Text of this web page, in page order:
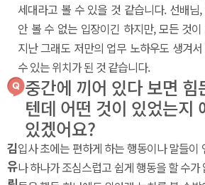
세대라고 볼 수 있을 것 같습니다. 선배님
안 볼 수 없는 입장이긴 하지만, 모든 것
지난 그래도 저만의 업무 노하우도 생겨
수 있는 위치가 된 것 같습니다.
중간에 끼어 있다 보면 힘
텐데 어떤 것이 있었는지
있겠어요?
김
유
입사 초에는 편하게 하는 행동이나 말들이
나 하나가 조심스럽고 쉽게 행동을 할 수가